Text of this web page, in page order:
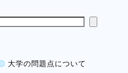
大学の問題点について